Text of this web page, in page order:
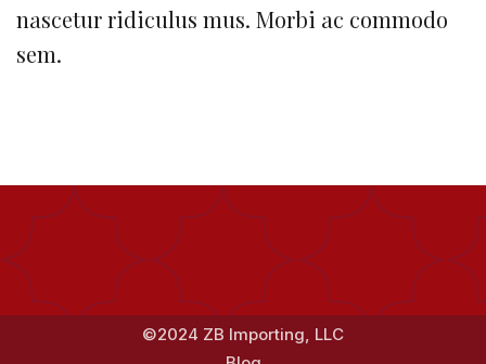
nascetur ridiculus mus. Morbi ac commodo
sem.
©2024 ZB Importing, LLC